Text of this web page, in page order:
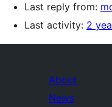
Last reply from:
Last activity: 2
About
News